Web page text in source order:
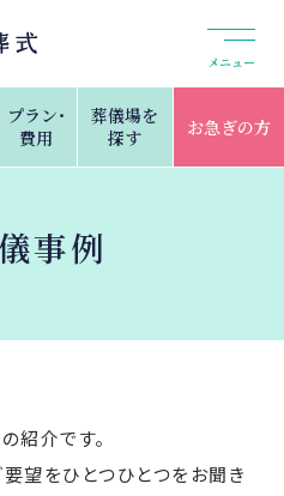
メニュー
プラン・
費用
葬儀場を
探す
お急ぎの方
事例
紹介です。
望をひとつひとつをお聞き